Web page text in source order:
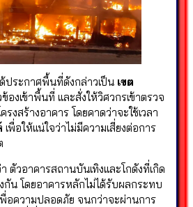
ด้ประกาศพื้นที่ดังกล่าวเป็น เขต
องเข้าพื้นที่ และสั่งให้วิศวกรเข้าตรวจ
รงสร้างอาคาร โดยคาดว่าจะใช้เวลา
เพื่อให้แน่ใจว่าไม่มีความเสี่ยงต่อการ
ตัวอาคารสถานบันเทิงและโกดังที่เกิด
กัน โดยอาคารหลักไม่ได้รับผลกระทบ
พื่อความปลอดภัย จนกว่าจะผ่านการ